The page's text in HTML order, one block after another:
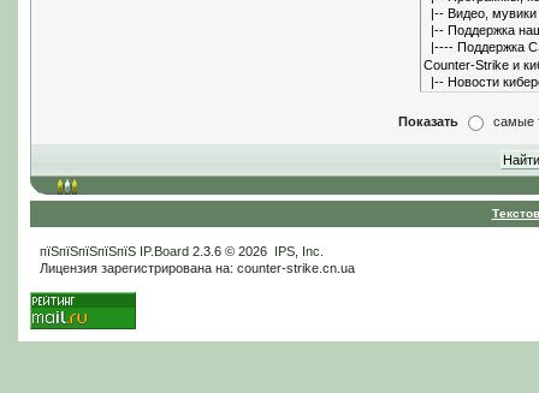
Показать самые
пїЅпїЅпїЅпїЅпїЅ IP.Board2.3.6 © 2026 IPS, Inc
Лицензия зарегистрирована на: counter-strike.cn.ua